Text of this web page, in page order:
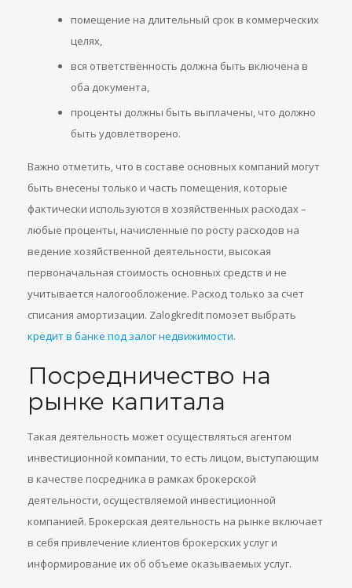
помещение на длительный срок в коммерческих
целях,
вся ответственность должна быть включена в
оба документа,
проценты должны быть выплачены, что должно
быть удовлетворено.
Важно отметить, что в составе основных компаний могут
быть внесены только и часть помещения, которые
фактически используются в хозяйственных расходах –
любые проценты, начисленные по росту расходов на
ведение хозяйственной деятельности, высокая
первоначальная стоимость основных средств и не
учитывается налогообложение. Расход только за счет
списания амортизации. Zalogkredit помоэет выбрать
кредит в банке под залог недвижимости.
Посредничество на
рынке капитала
Такая деятельность может осуществляться агентом
инвестиционной компании, то есть лицом, выступающим
в качестве посредника в рамках брокерской
деятельности, осуществляемой инвестиционной
компанией. Брокерская деятельность на рынке включает
в себя привлечение клиентов брокерских услуг и
информирование их об объеме оказываемых услуг.